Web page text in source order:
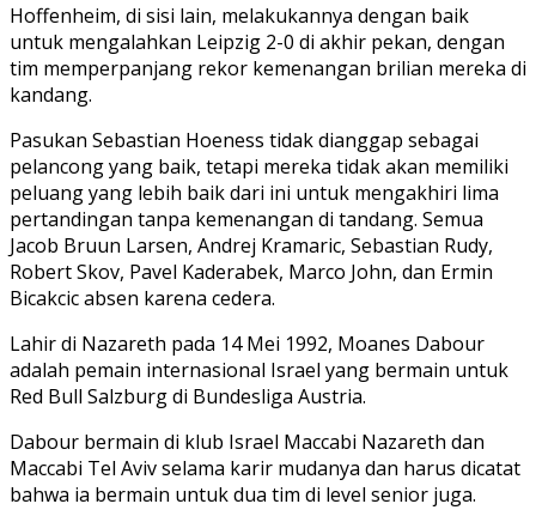
Hoffenheim, di sisi lain, melakukannya dengan baik
untuk mengalahkan Leipzig 2-0 di akhir pekan, dengan
tim memperpanjang rekor kemenangan brilian mereka di
kandang.
Pasukan Sebastian Hoeness tidak dianggap sebagai
pelancong yang baik, tetapi mereka tidak akan memiliki
peluang yang lebih baik dari ini untuk mengakhiri lima
pertandingan tanpa kemenangan di tandang. Semua
Jacob Bruun Larsen, Andrej Kramaric, Sebastian Rudy,
Robert Skov, Pavel Kaderabek, Marco John, dan Ermin
Bicakcic absen karena cedera.
Lahir di Nazareth pada 14 Mei 1992, Moanes Dabour
adalah pemain internasional Israel yang bermain untuk
Red Bull Salzburg di Bundesliga Austria.
Dabour bermain di klub Israel Maccabi Nazareth dan
Maccabi Tel Aviv selama karir mudanya dan harus dicatat
bahwa ia bermain untuk dua tim di level senior juga.